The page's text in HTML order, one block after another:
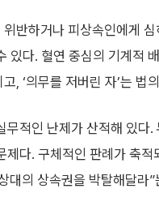
반하거나 피상속인에게
있다. 혈연 중심의 기계적
, ‘의무를 저버린 자’는
적인 난제가 산적해 있다.
다. 구체적인 판례가 축
대의 상속권을 박탈해달라